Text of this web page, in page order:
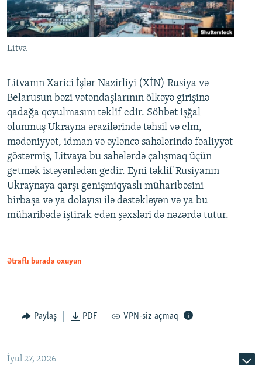
Litva
Litvanın Xarici İşlər Nazirliyi (XİN) Rusiya və
Belarusun bəzi vətəndaşlarının ölkəyə girişinə
qadağa qoyulmasını təklif edir. Söhbət işğal
olunmuş Ukrayna ərazilərində təhsil və elm,
mədəniyyət, idman və əyləncə sahələrində fəaliyyət
göstərmiş, Litvaya bu sahələrdə çalışmaq üçün
getmək istəyənlədən gedir. Eyni təklif Rusiyanın
Ukraynaya qarşı genişmiqyaslı müharibəsini
birbaşa və ya dolayısı ilə dəstəkləyən və ya bu
müharibədə iştirak edən şəxsləri də nəzərdə tutur.
Ətraflı burada oxuyun
Paylaş PDF VPN-siz açmaq
İyul 27, 2026